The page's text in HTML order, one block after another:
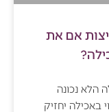
אם את
הלא נכונה
באכילה יחזיק